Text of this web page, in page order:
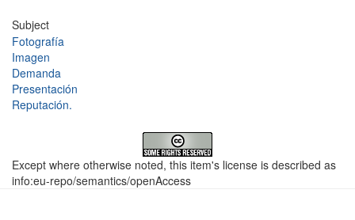
Subject
Fotografía
Imagen
Demanda
Presentación
Reputación.
Except where otherwise noted, this item's license is described as
info:eu-repo/semantics/openAccess